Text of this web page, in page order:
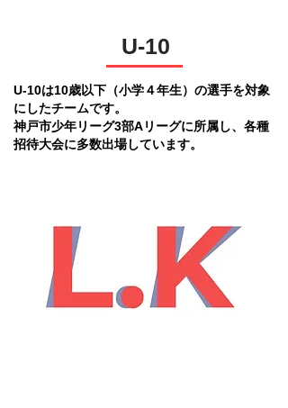
U-10
U-10は10歳以下（小学４年生）の選手を対象
にしたチームです。
​神戸市少年リーグ3部Aリーグに所属し、各種
招待大会に多数出場しています。